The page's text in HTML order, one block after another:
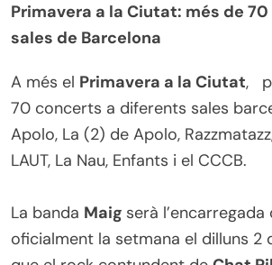
Primavera a la Ciutat: més de
sales de Barcelona
A més el Primavera a la Ciutat,
70 concerts a diferents sales
Apolo, La (2) de Apolo,
LAUT, La Nau, Enfants i el CCCB.
La banda Maig serà l’encarregada
oficialment la setmana el dilluns 2